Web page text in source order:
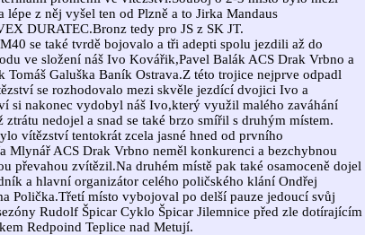
lépe z něj vyšel ten od Plzně a to Jirka Mandaus
DURATEC.Bronz tedy pro JS z SK JT.
se také tvrdě bojovalo a tři adepti spolu jezdili až do
ve složení náš Ivo Kovářik,Pavel Balák ACS Drak Vrbno a
Tomáš Galuška Baník Ostrava.Z této trojice nejprve odpadl
se rozhodovalo mezi skvěle jezdící dvojici Ivo a
si nakonec vydobyl náš Ivo,který využil malého zaváhání
ztrátu nedojel a snad se také brzo smířil s druhým místem.
vítězství tentokrát zcela jasné hned od prvního
Mlynář ACS Drak Vrbno neměl konkurenci a bezchybnou
převahou zvítězil.Na druhém místě pak také osamoceně dojel
a hlavní organizátor celého poličského klání Ondřej
Polička.Třetí místo vybojoval po delší pauze jedoucí svůj
Rudolf Špicar Cyklo Špicar Jilemnice před zle dotírajícím
Redpoind Teplice nad Metují.